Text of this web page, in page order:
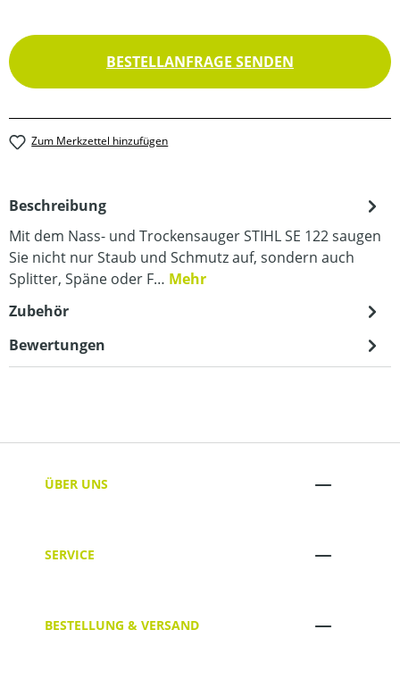
BESTELLANFRAGE SENDEN
Zum Merkzettel hinzufügen
Beschreibung
Mit dem Nass- und Trockensauger STIHL SE 122 saugen
Sie nicht nur Staub und Schmutz auf, sondern auch
Splitter, Späne oder F… Mehr
Zubehör
Bewertungen
ÜBER UNS
SERVICE
BESTELLUNG & VERSAND